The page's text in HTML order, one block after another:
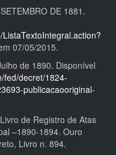
DE 1881.
07/05/2015.
de 1890. Disponível
fed/decret/1824-
publicacaooriginal-
de Registro de Atas
–1890-1894. Ouro
Livro n. 894.